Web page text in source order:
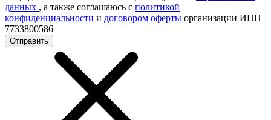
данных , а также соглашаюсь с политикой
конфиденциальности и договором оферты организации ИНН
7733800586
Отправить